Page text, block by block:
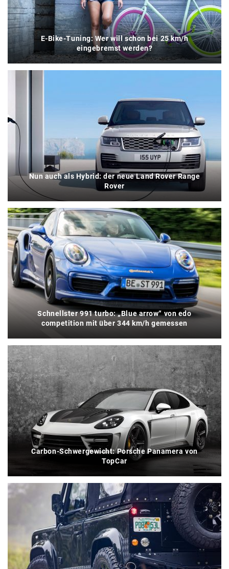
E-Bike-Tuning: Wer will schon bei 25 km/h
eingebremst werden?
Nun auch als Hybrid: der neue Land Rover Range
Rover
Schnellster 991 turbo: „Blue arrow“ von edo
competition mit über 344 km/h gemessen
Carbon-Schwergewicht: Porsche Panamera von
TopCar